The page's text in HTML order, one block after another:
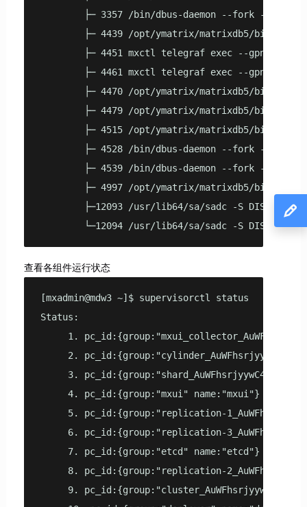
├─ 3357 /bin/dbus-daemon --fork --
├─ 4439 /opt/ymatrix/matrixdb5/bin/
├─ 4451 mxctl telegraf exec --gpname
├─ 4461 mxctl telegraf exec --gpname
├─ 4470 /opt/ymatrix/matrixdb5/bin/
├─ 4479 /opt/ymatrix/matrixdb5/bin/
├─ 4515 /opt/ymatrix/matrixdb5/bin/
├─ 4528 /bin/dbus-daemon --fork --
├─ 4539 /bin/dbus-daemon --fork --
        ├─ 4997 /opt/ymatrix/matrixdb5/bin/mxui
├─12093 /usr/lib64/sa/sadc -S DISK 4 2
└─12094 /usr/lib64/sa/sadc -S DISK 4 2
查看各组件运行状态
[mxadmin@mdw3 ~]$ supervisorctl status
Status:
1.
2.
3.
4. pc_id:{group:"mxui" name:"mxui"}
5. pc_id:{group:"replication-
6. pc_id:{group:"replication-
7. pc_id:{group:"etcd" name:"etcd"}
8. pc_id:{group:"replication-
9.